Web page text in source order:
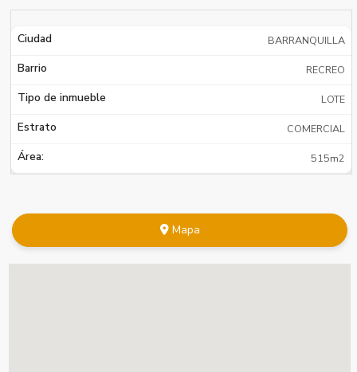
Ciudad BARRANQUILLA
Barrio RECREO
Tipo de inmueble LOTE
Estrato COMERCIAL
Área: 515m2
Mapa